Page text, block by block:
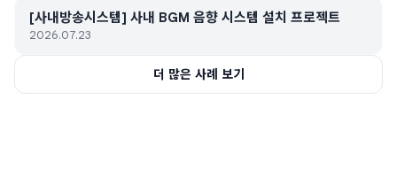
[사내방송시스템] 사내 BGM 음향 시스템 설치 프로젝트
2026.07.23
더 많은 사례 보기